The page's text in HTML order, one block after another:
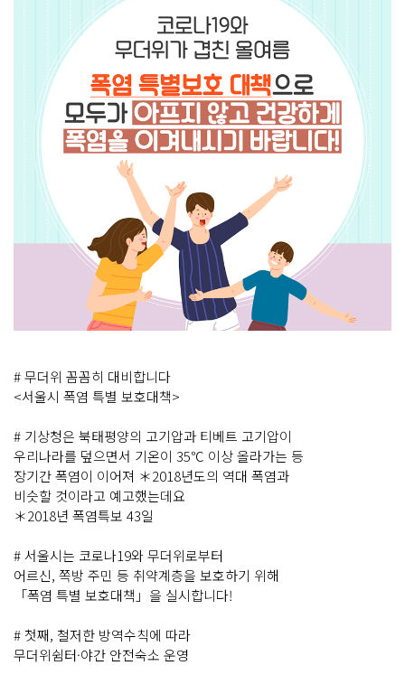
# 무더위 꼼꼼히 대비합니다
<서울시 폭염 특별 보호대책>
# 기상청은 북태평양의 고기압과 티베트 고기압이
우리나라를 덮으면서 기온이 35℃ 이상 올라가는 등
장기간 폭염이 이어져 ＊2018년도의 역대 폭염과
비슷할 것이라고 예고했는데요
＊2018년 폭염특보 43일
# 서울시는 코로나19와 무더위로부터
어르신, 쪽방 주민 등 취약계층을 보호하기 위해
「폭염 특별 보호대책」을 실시합니다!
# 첫째, 철저한 방역수칙에 따라
무더위쉼터·야간 안전숙소 운영